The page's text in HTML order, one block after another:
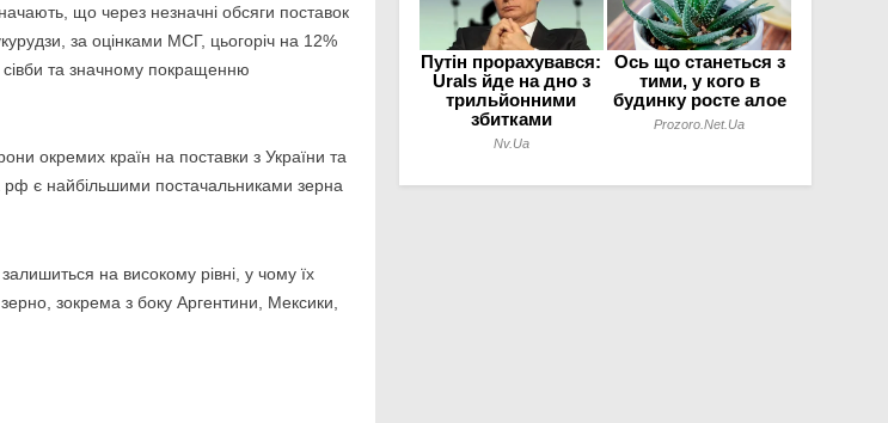
що через незначні обсяги поставок
за оцінками МСГ, цьогоріч на 12%
та значному покращенню
окремих країн на поставки з України та
є найбільшими постачальниками зерна
на високому рівні, у чому їх
зокрема з боку Аргентини, Мексики,